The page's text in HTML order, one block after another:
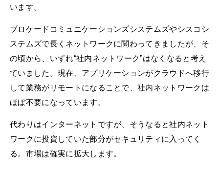
います。
ブロケードコミュニケーションズシステムズやシスコシ
ステムズで長くネットワークに関わってきましたが、そ
の頃から、いずれ“社内ネットワーク”はなくなると考え
ていました。現在、アプリケーションがクラウドへ移行
して業務がリモートになることで、社内ネットワークは
ほぼ不要になっています。
代わりはインターネットですが、そうなると社内ネット
ワークに投資していた部分がセキュリティに入ってく
る。市場は確実に拡大します。